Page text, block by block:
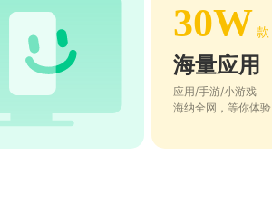
30W 款
海量应用
应用/手游/小游戏
海纳全网，等你体验